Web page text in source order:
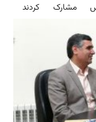
مشارک کردند